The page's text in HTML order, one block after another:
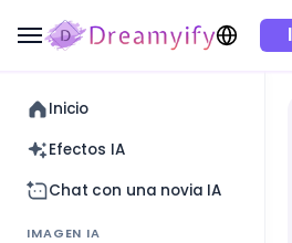
Inicio
Efectos IA
Chat con una novia IA
IMAGEN IA